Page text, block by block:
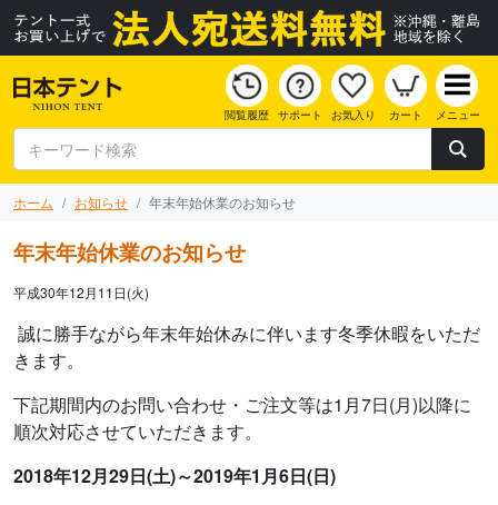
閲覧履歴 サポート お気入り カート メニュー
ホーム お知らせ 年末年始休業のお知らせ
年末年始休業のお知らせ
平成30年12月11日(火)
誠に勝手ながら年末年始休みに伴います冬季休暇をいただ
きます。
下記期間内のお問い合わせ・ご注文等は1月7日(月)以降に
順次対応させていただきます。
2018年12月29日(土)～2019年1月6日(日)